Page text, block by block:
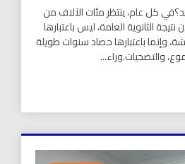
كل عام، ينتظر مئات الآلاف من
نتيجة الثانوية العامة، ليس باعتبارها
وإنما باعتبارها حصاد سنوات طويلة
والتضحيات.وراء...